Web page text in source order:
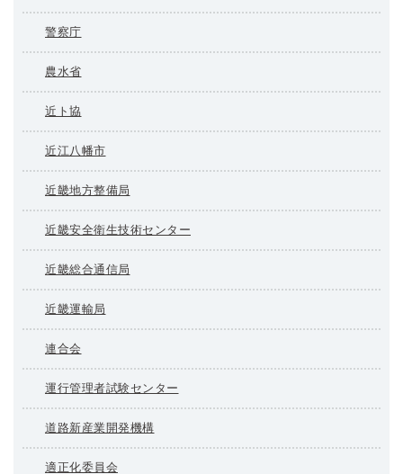
警察庁
農水省
近ト協
近江八幡市
近畿地方整備局
近畿安全衛生技術センター
近畿総合通信局
近畿運輸局
連合会
運行管理者試験センター
道路新産業開発機構
適正化委員会